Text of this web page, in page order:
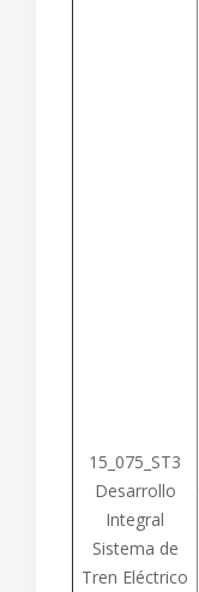
15_075_ST3
Desarrollo
Integral
Sistema de
Tren Eléctrico